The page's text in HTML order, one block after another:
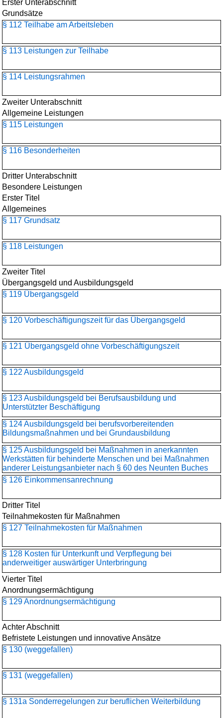
Erster Unterabschnitt
Grundsätze
§ 112 Teilhabe am Arbeitsleben
§ 113 Leistungen zur Teilhabe
§ 114 Leistungsrahmen
Zweiter Unterabschnitt
Allgemeine Leistungen
§ 115 Leistungen
§ 116 Besonderheiten
Dritter Unterabschnitt
Besondere Leistungen
Erster Titel
Allgemeines
§ 117 Grundsatz
§ 118 Leistungen
Zweiter Titel
Übergangsgeld und Ausbildungsgeld
§ 119 Übergangsgeld
§ 120 Vorbeschäftigungszeit für das Übergangsgeld
§ 121 Übergangsgeld ohne Vorbeschäftigungszeit
§ 122 Ausbildungsgeld
§ 123 Ausbildungsgeld bei Berufsausbildung und
Unterstützter Beschäftigung
§ 124 Ausbildungsgeld bei berufsvorbereitenden
Bildungsmaßnahmen und bei Grundausbildung
§ 125 Ausbildungsgeld bei Maßnahmen in anerkannten
Werkstätten für behinderte Menschen und bei Maßnahmen
anderer Leistungsanbieter nach § 60 des Neunten Buches
§ 126 Einkommensanrechnung
Dritter Titel
Teilnahmekosten für Maßnahmen
§ 127 Teilnahmekosten für Maßnahmen
§ 128 Kosten für Unterkunft und Verpflegung bei
anderweitiger auswärtiger Unterbringung
Vierter Titel
Anordnungsermächtigung
§ 129 Anordnungsermächtigung
Achter Abschnitt
Befristete Leistungen und innovative Ansätze
§ 130 (weggefallen)
§ 131 (weggefallen)
§ 131a Sonderregelungen zur beruflichen Weiterbildung